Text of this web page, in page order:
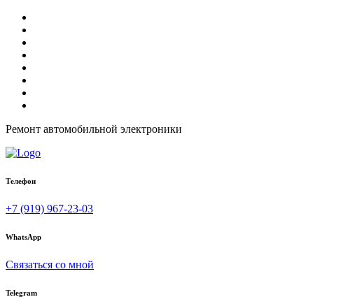
Ремонт автомобильной электроники
Телефон
+7 (919) 967-23-03
WhatsApp
Связаться со мной
Telegram